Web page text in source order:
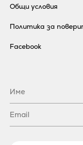
Общи условия
Политика за
Facebook